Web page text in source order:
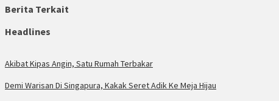
Berita Terkait
Headlines
Akibat Kipas Angin, Satu Rumah Terbakar
Demi Warisan Di Singapura, Kakak Seret Adik Ke Meja Hijau